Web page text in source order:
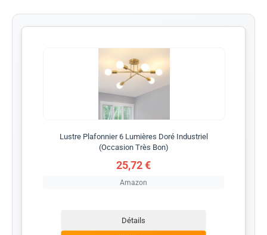
Lustre Plafonnier 6 Lumières Doré Industriel
(Occasion Très Bon)
25,72 €
Amazon
Détails